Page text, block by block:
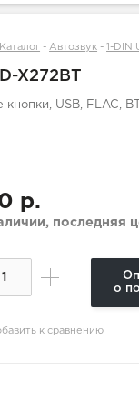
Каталог -Автозвук - 1-
X272BT
кнопки, USB, FLAC,
р.
последняя
о
к сравнению